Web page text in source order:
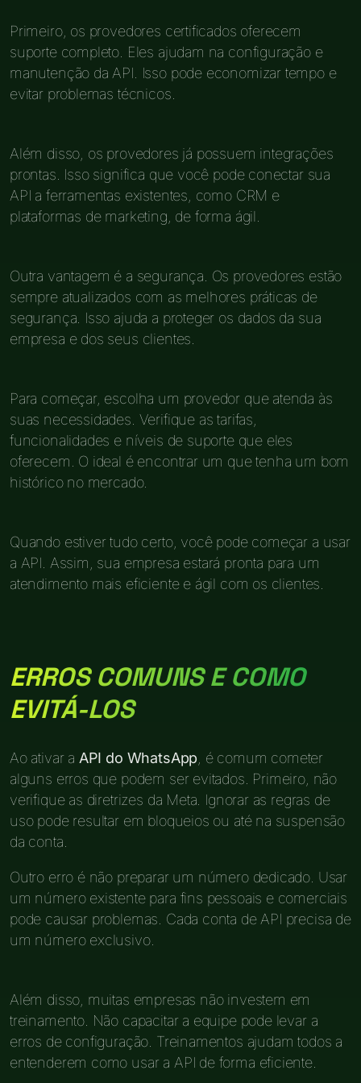
Primeiro, os provedores certificados oferecem
suporte completo. Eles ajudam na configuração e
manutenção da API. Isso pode economizar tempo e
evitar problemas técnicos.
Além disso, os provedores já possuem integrações
prontas. Isso significa que você pode conectar sua
API a ferramentas existentes, como CRM e
plataformas de marketing, de forma ágil.
Outra vantagem é a segurança. Os provedores estão
sempre atualizados com as melhores práticas de
segurança. Isso ajuda a proteger os dados da sua
empresa e dos seus clientes.
Para começar, escolha um provedor que atenda às
suas necessidades. Verifique as tarifas,
funcionalidades e níveis de suporte que eles
oferecem. O ideal é encontrar um que tenha um bom
histórico no mercado.
Quando estiver tudo certo, você pode começar a usar
a API. Assim, sua empresa estará pronta para um
atendimento mais eficiente e ágil com os clientes.
ERROS COMUNS E COMO
EVITÁ-LOS
Ao ativar a API do WhatsApp , é comum cometer
alguns erros que podem ser evitados. Primeiro, não
verifique as diretrizes da Meta. Ignorar as regras de
uso pode resultar em bloqueios ou até na suspensão
da conta.
Outro erro é não preparar um número dedicado. Usar
um número existente para fins pessoais e comerciais
pode causar problemas. Cada conta de API precisa de
um número exclusivo.
Além disso, muitas empresas não investem em
treinamento. Não capacitar a equipe pode levar a
erros de configuração. Treinamentos ajudam todos a
entenderem como usar a API de forma eficiente.